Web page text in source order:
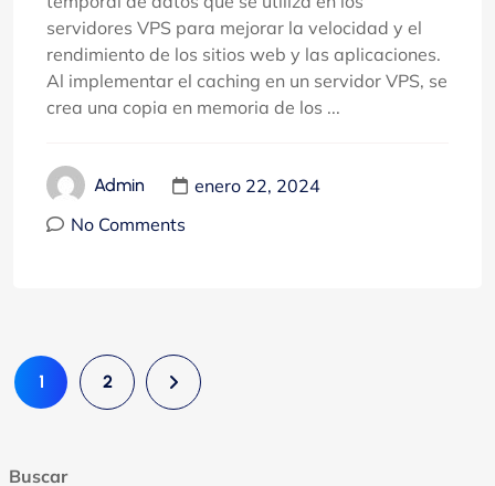
servidores VPS para mejorar la velocidad y el
rendimiento de los sitios web y las aplicaciones.
Al implementar el caching en un servidor VPS, se
crea una copia en memoria de los ...
Admin
enero 22, 2024
No Comments
1 2
Buscar